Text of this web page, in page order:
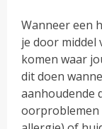
Wanneer een
je door middel
komen waar
dit doen
aanhoudende
oorproblemen